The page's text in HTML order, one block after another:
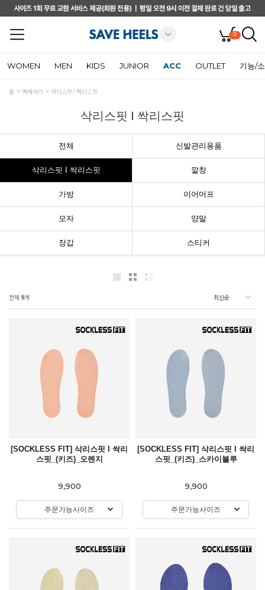
0
WOMEN MEN KIDS JUNIOR ACC OUTLET 기능/
홈 액세서리 삭리스핏 I 싹리스핏
삭리스핏 I 싹리스핏
전체 신발관리용품
삭리스핏 I 싹리스핏 깔창
가방 이어머프
모자 양말
장갑 스티커
전체 9개
[SOCKLESS FIT] 삭리스핏 I 싹리
스핏_(키즈)_오렌지
9,900
주문가능사이즈
[SOCKLESS FIT] 삭리스핏 I 싹리
스핏_(키즈)_스카이블루
9,900
주문가능사이즈